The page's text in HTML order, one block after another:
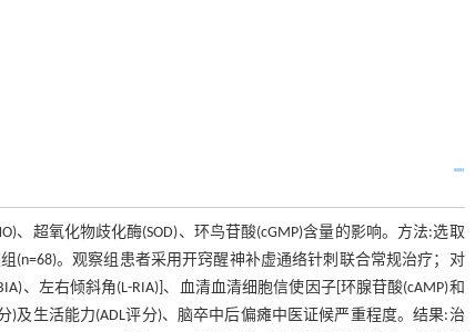
超氧化物歧化酶(SOD)、环鸟苷酸(cGMP)含量的影响。方法:选取
(n=68)。观察组患者采用开窍醒神补虚通络针刺联合常规治疗；对
、左右倾斜角(L-RIA)]、血清血清细胞信使因子[环腺苷酸(cAMP)和
)及生活能力(ADL评分)、脑卒中后偏瘫中医证候严重程度。结果:治